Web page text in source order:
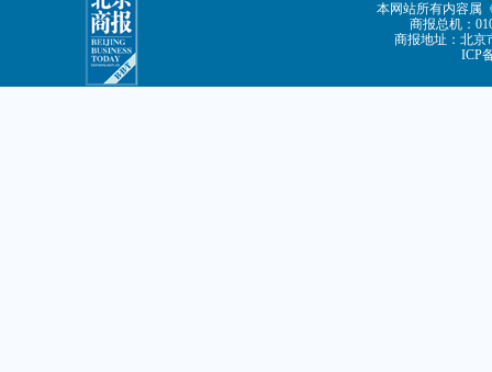
本网站所有内容属
商报总机：
商报地址：北京
ICP